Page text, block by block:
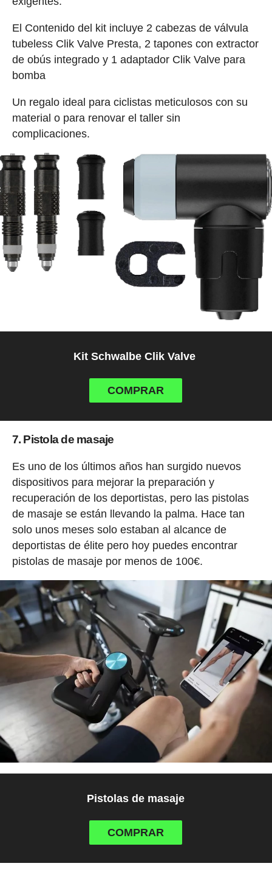
El Contenido del kit incluye 2 cabezas de válvula
tubeless Clik Valve Presta, 2 tapones con extractor
de obús integrado y 1 adaptador Clik Valve para
bomba
Un regalo ideal para ciclistas meticulosos con su
material o para renovar el taller sin
complicaciones.
Kit Schwalbe Clik Valve
COMPRAR
7. Pistola de masaje
Es uno de los últimos años han surgido nuevos
dispositivos para mejorar la preparación y
recuperación de los deportistas, pero las pistolas
de masaje se están llevando la palma. Hace tan
solo unos meses solo estaban al alcance de
deportistas de élite pero hoy puedes encontrar
pistolas de masaje por menos de 100€.
Pistolas de masaje
COMPRAR